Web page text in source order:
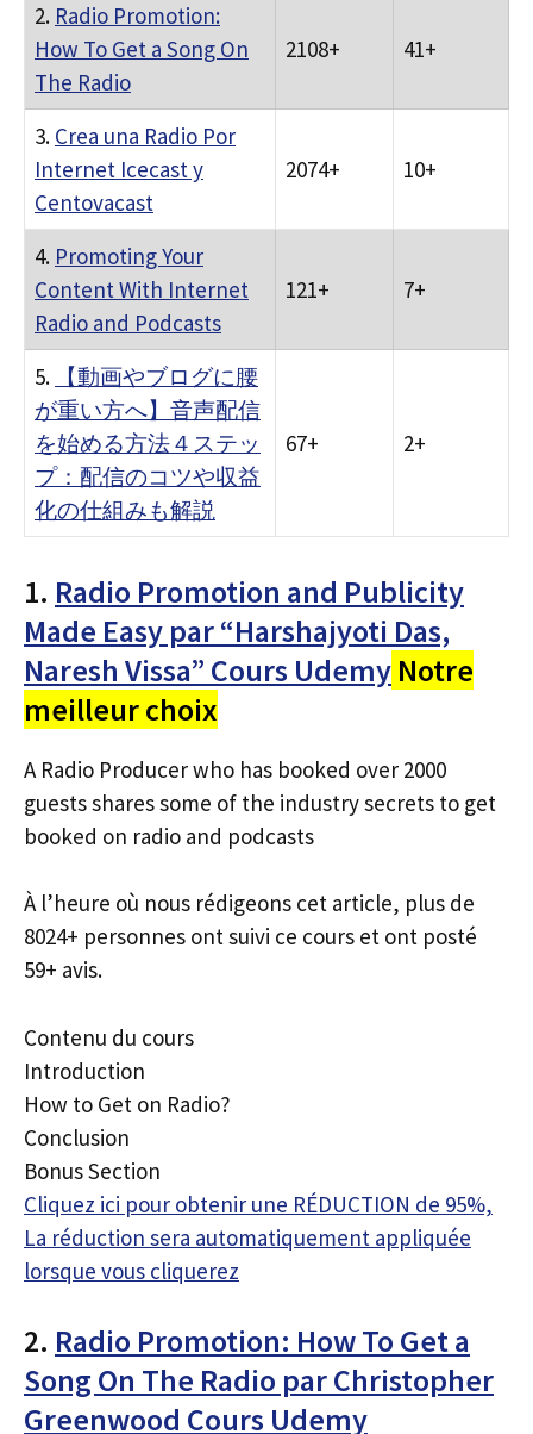
2. Radio Promotion:
How To Get a Song On
The Radio
2108+ 41+
3. Crea una Radio Por
Internet Icecast y
Centovacast
2074+ 10+
4. Promoting Your
Content With Internet
Radio and Podcasts
121+ 7+
5.
【動画やブログに腰
が重い方へ】音声配信
を始める方法４ステッ
プ：配信のコツや収益
化の仕組みも解説
67+ 2+
1. Radio Promotion and Publicity
Made Easy par “Harshajyoti Das,
Naresh Vissa” Cours Udemy Notre
meilleur choix
A Radio Producer who has booked over 2000
guests shares some of the industry secrets to get
booked on radio and podcasts
À l’heure où nous rédigeons cet article, plus de
8024+ personnes ont suivi ce cours et ont posté
59+ avis.
Contenu du cours
Introduction
How to Get on Radio?
Conclusion
Bonus Section
Cliquez ici pour obtenir une RÉDUCTION de 95%,
La réduction sera automatiquement appliquée
lorsque vous cliquerez
2. Radio Promotion: How To Get a
Song On The Radio par Christopher
Greenwood Cours Udemy